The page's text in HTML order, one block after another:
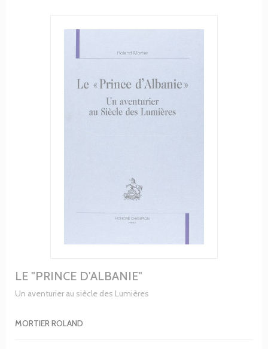
LE "PRINCE D'ALBANIE"
Un aventurier au siècle des Lumières
MORTIER ROLAND